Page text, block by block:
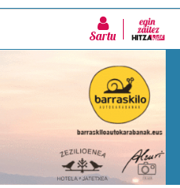
Sartu